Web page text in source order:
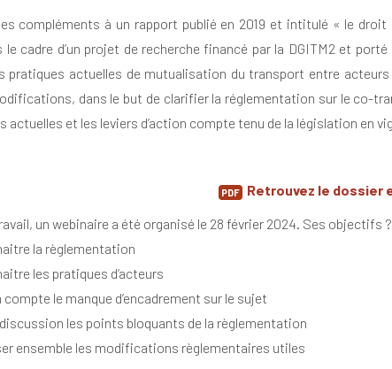
compléments à un rapport publié en 2019 et intitulé « le
le cadre d’un projet de recherche financé par la DGITM2 et
pratiques actuelles de mutualisation du transport entre
dans le but de clarifier la réglementation sur le co-
actuelles et les leviers d’action compte tenu de la législation en
Retrouvez le dossier
un webinaire a été organisé le 28 février 2024. Ses objectifs ?
la règlementation
les pratiques d’acteurs
compte le manque d’encadrement sur le sujet
les points bloquants de la règlementation
ensemble les modifications règlementaires utiles